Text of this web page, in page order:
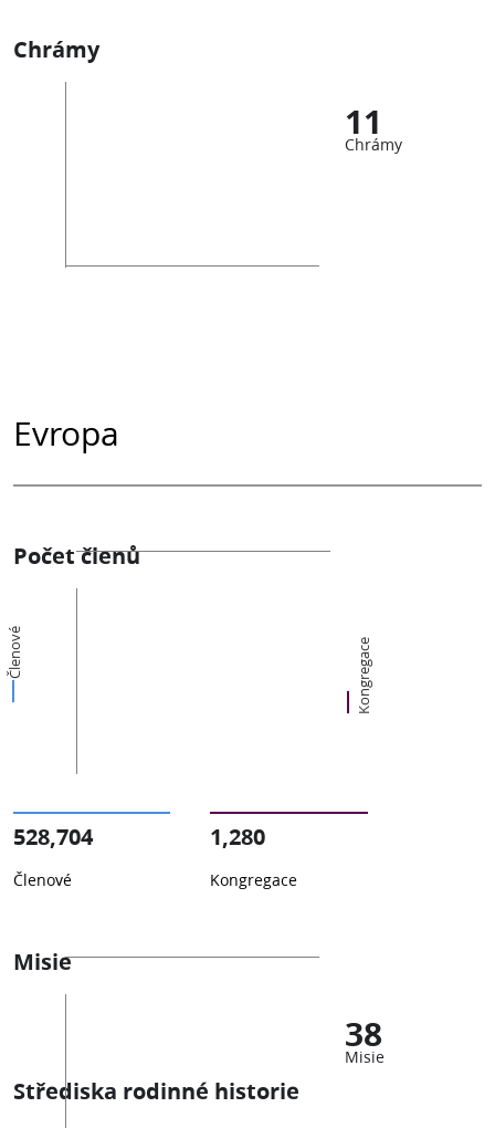
Chrámy
11
Chrámy
Evropa
Počet členů
Členové Kongregace
528,704
Členové
1,280
Kongregace
Misie
38
Misie
Střediska rodinné historie